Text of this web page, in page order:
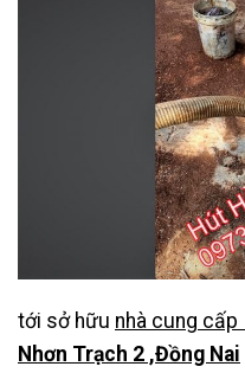
tới sở hữu nhà cung cấp
Nhơn Trạch 2 ,Đồng Nai